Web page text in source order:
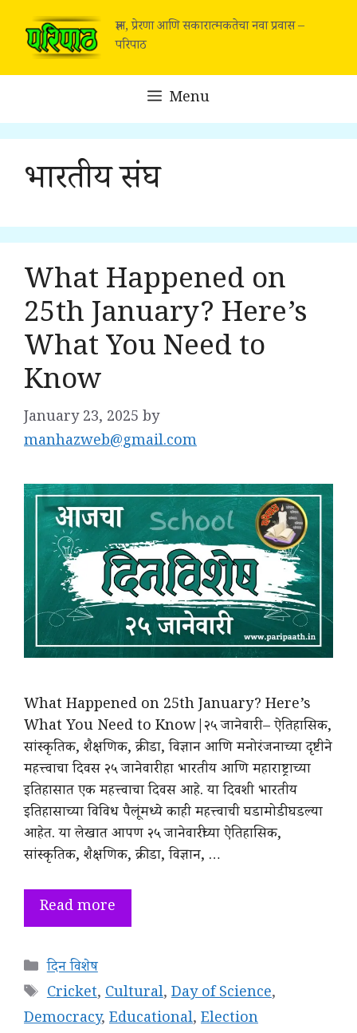
content
ज्ञान, प्रेरणा आणि सकारात्मकतेचा नवा प्रवास –
परिपाठ
Menu
भारतीय संघ
What Happened on
25th January? Here’s
What You Need to
Know
January 23, 2025 by
manhazweb@gmail.com
What Happened on 25th January? Here’s
What You Need to Know|२५ जानेवारी – ऐतिहासिक,
सांस्कृतिक, शैक्षणिक, क्रीडा, विज्ञान आणि मनोरंजनाच्या दृष्टीने
महत्त्वाचा दिवस २५ जानेवारी हा भारतीय आणि महाराष्ट्राच्या
इतिहासात एक महत्त्वाचा दिवस आहे. या दिवशी भारतीय
इतिहासाच्या विविध पैलूंमध्ये काही महत्त्वाची घडामोडी घडल्या
आहेत. या लेखात आपण २५ जानेवारीच्या ऐतिहासिक,
सांस्कृतिक, शैक्षणिक, क्रीडा, विज्ञान, …
Read more
Categories
दिन विशेष
Tags
Cricket,Cultural,Day of Science,
Democracy, Educational, Election